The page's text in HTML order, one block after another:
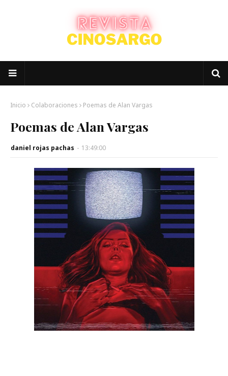
Inicio Colaboraciones Poemas de Alan Vargas
Poemas de Alan Vargas
daniel rojas pachas - 13:49:00